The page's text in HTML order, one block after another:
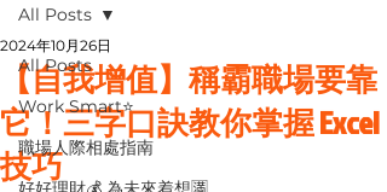
All Posts
Work Smart⭐️
職場人際相處指南
All Posts
【自我增值】稱霸職場要靠
它！三字口訣教你掌握 Excel
技巧
2024年10月26日